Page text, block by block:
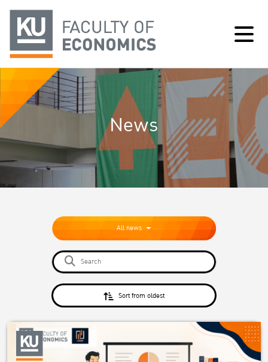
News
All news
Sort from oldest